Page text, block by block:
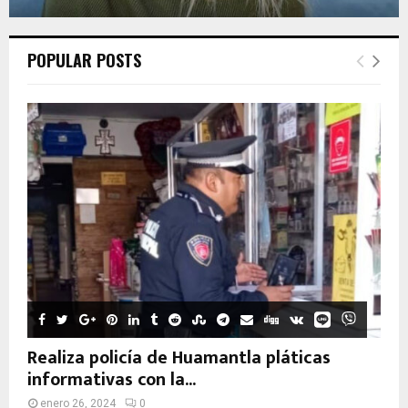
POPULAR POSTS
Realiza policía de Huamantla pláticas
informativas con la...
enero 26, 2024 0